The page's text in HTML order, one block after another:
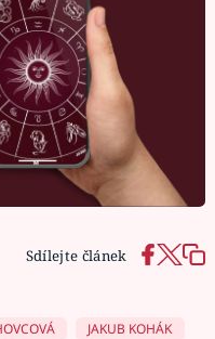
Sdílejte článek
JAKUB KOHÁK